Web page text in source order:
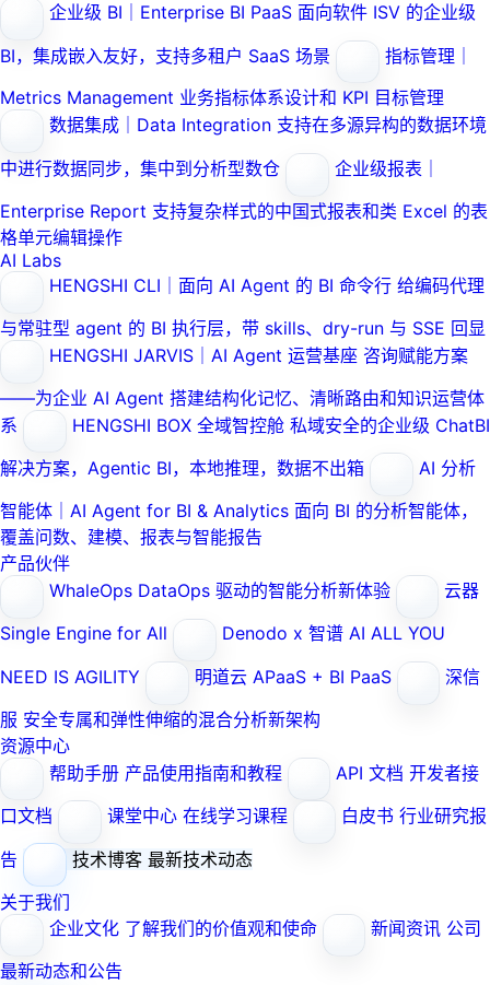
企业级 BI｜Enterprise BI PaaS 面向软件 ISV 的企业级
BI，集成嵌入友好，支持多租户 SaaS 场景
指标管理｜
Metrics Management 业务指标体系设计和 KPI 目标管理
数据集成｜Data Integration 支持在多源异构的数据环境
中进行数据同步，集中到分析型数仓
企业级报表｜
Enterprise Report 支持复杂样式的中国式报表和类 Excel 的表
格单元编辑操作
AI Labs
HENGSHI CLI｜面向 AI Agent 的 BI 命令行 给编码代理
与常驻型 agent 的 BI 执行层，带 skills、dry-run 与 SSE 回显
HENGSHI JARVIS｜AI Agent 运营基座 咨询赋能方案
——为企业 AI Agent 搭建结构化记忆、清晰路由和知识运营体
系
HENGSHI BOX 全域智控舱 私域安全的企业级 ChatBI
解决方案，Agentic BI，本地推理，数据不出箱
AI 分析
智能体｜AI Agent for BI & Analytics 面向 BI 的分析智能体，
覆盖问数、建模、报表与智能报告
产品伙伴
WhaleOps DataOps 驱动的智能分析新体验
云器
Single Engine for All
Denodo x 智谱 AI ALL YOU
NEED IS AGILITY
明道云 APaaS + BI PaaS
深信
服 安全专属和弹性伸缩的混合分析新架构
资源中心
帮助手册 产品使用指南和教程 API 文档 开发者接
口文档
课堂中心 在线学习课程 白皮书 行业研究报
告
技术博客 最新技术动态
关于我们
企业文化 了解我们的价值观和使命 新闻资讯 公司
最新动态和公告